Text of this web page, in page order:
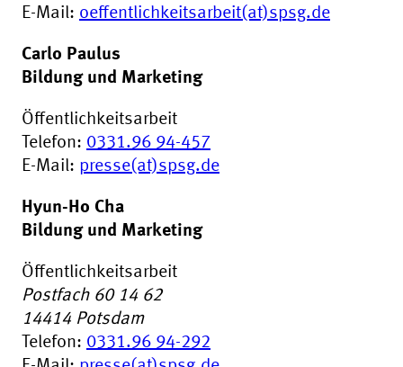
E-Mail: oeffentlichkeitsarbeit(at)spsg.de
Carlo Paulus
Bildung und Marketing
Öffentlichkeitsarbeit
Telefon: 0331.96 94-457
E-Mail: presse(at)spsg.de
Hyun-Ho Cha
Bildung und Marketing
Öffentlichkeitsarbeit
Postfach 60 14 62
14414 Potsdam
Telefon: 0331.96 94-292